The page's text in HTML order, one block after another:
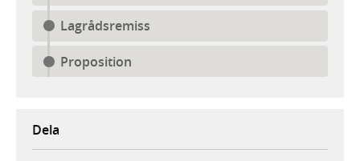
Lagrådsremiss
Proposition
Dela